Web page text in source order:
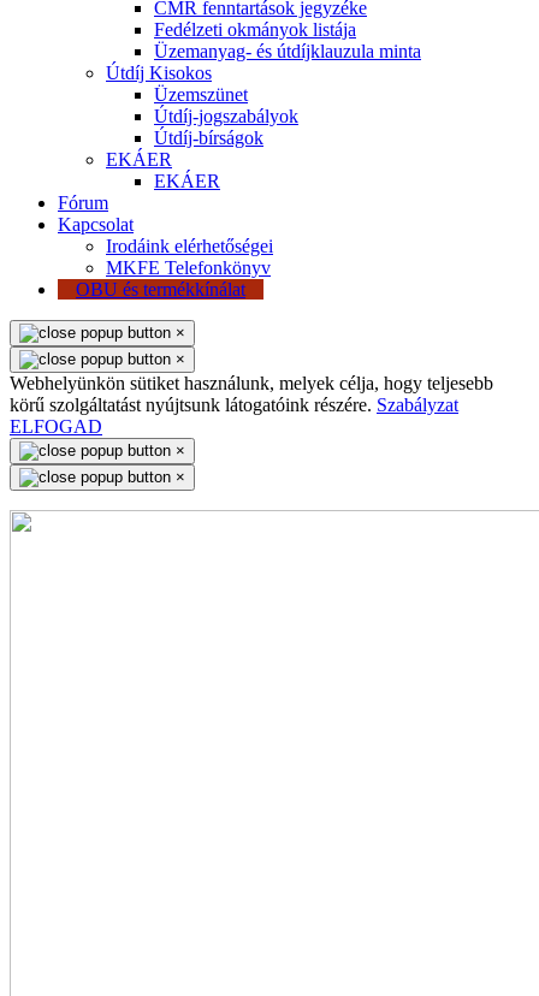
CMR fenntartások jegyzéke
Fedélzeti okmányok listája
Üzemanyag- és útdíjklauzula minta
Útdíj Kisokos
Üzemszünet
Útdíj-jogszabályok
Útdíj-bírságok
EKÁER
EKÁER
Fórum
Kapcsolat
Irodáink elérhetőségei
MKFE Telefonkönyv
OBU és termékkínálat
×
×
Webhelyünkön sütiket használunk, melyek célja, hogy teljesebb
körű szolgáltatást nyújtsunk látogatóink részére. Szabályzat
ELFOGAD
×
×